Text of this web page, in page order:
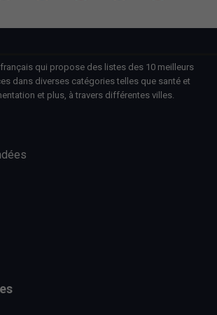
qui propose des listes des 10 meilleurs
dans diverses catégories telles que santé et
et plus, à travers différentes villes.